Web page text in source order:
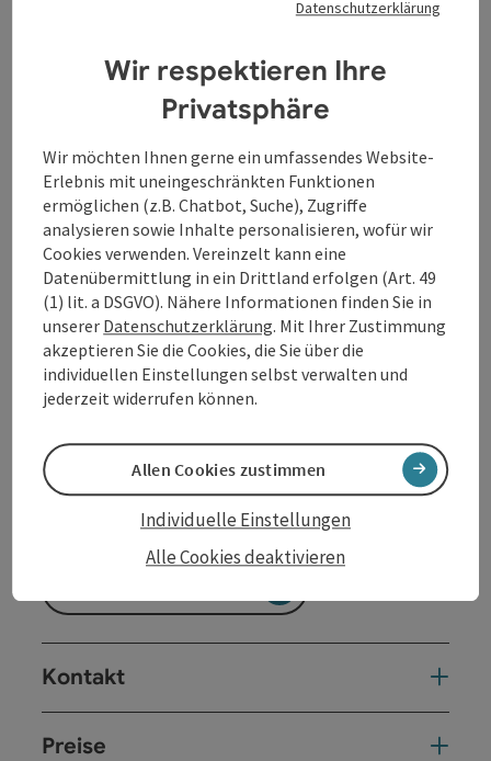
Gruppenangebot (für Gruppen geeignet)
Dauer: 1,00 Stunde
Fahrt mit dem Bummelzug
Mögliche Anreisetermine
Mai bis Mitte Oktober
gegen Voranmeldung
Buchen / Anfrage
ab Preis
€ 7,00 pro Person
buchbar ab 15 Personen
bis
16.10.2026
Kontakt
Preise
Datenschutzerklärung
Wir respektieren Ihre
Privatsphäre
Wir möchten Ihnen gerne ein umfassendes Website-
Erlebnis mit uneingeschränkten Funktionen
ermöglichen (z.B. Chatbot, Suche), Zugriffe
analysieren sowie Inhalte personalisieren, wofür wir
Cookies verwenden. Vereinzelt kann eine
Datenübermittlung in ein Drittland erfolgen (Art. 49
(1) lit. a DSGVO). Nähere Informationen finden Sie in
unserer Datenschutzerklärung. Mit Ihrer Zustimmung
akzeptieren Sie die Cookies, die Sie über die
individuellen Einstellungen selbst verwalten und
jederzeit widerrufen können.
Alle Cookies deaktivieren
Individuelle Einstellungen
Allen Cookies zustimmen